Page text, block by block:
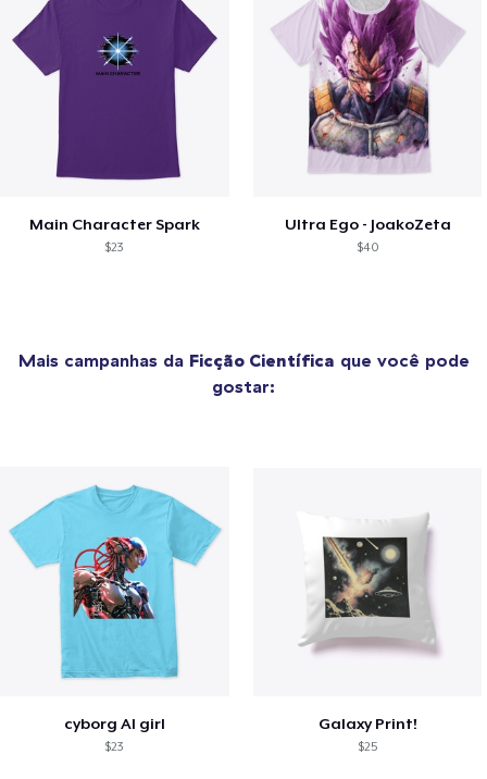
Main Character Spark
$23
Ultra Ego - JoakoZeta
$40
Mais campanhas da Ficção Científica que você pode
gostar:
cyborg AI girl
$23
Galaxy Print!
$25